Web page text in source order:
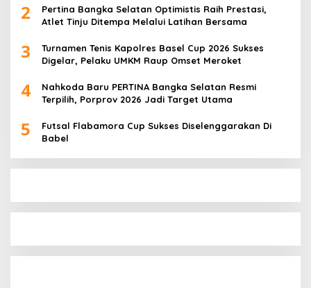
2
Pertina Bangka Selatan Optimistis Raih Prestasi,
Atlet Tinju Ditempa Melalui Latihan Bersama
3
Turnamen Tenis Kapolres Basel Cup 2026 Sukses
Digelar, Pelaku UMKM Raup Omset Meroket
4
Nahkoda Baru PERTINA Bangka Selatan Resmi
Terpilih, Porprov 2026 Jadi Target Utama
5
Futsal Flabamora Cup Sukses Diselenggarakan Di
Babel